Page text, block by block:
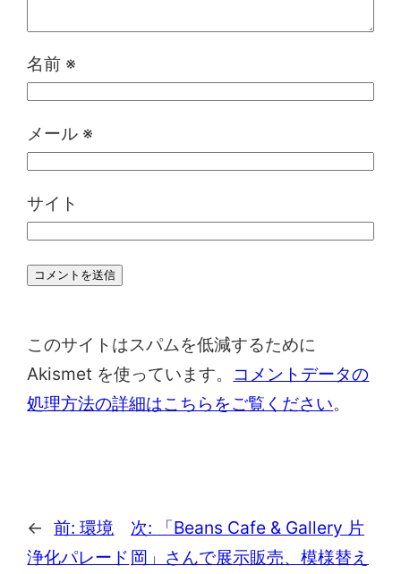
名前 ※
メール ※
サイト
このサイトはスパムを低減するために
Akismet を使っています。
コメントデータの
処理方法の詳細はこちらをご覧ください。
← 前:環境
浄化パレード
次:
「Beans Cafe & Gallery 片
岡」さんで展示販売、模様替え